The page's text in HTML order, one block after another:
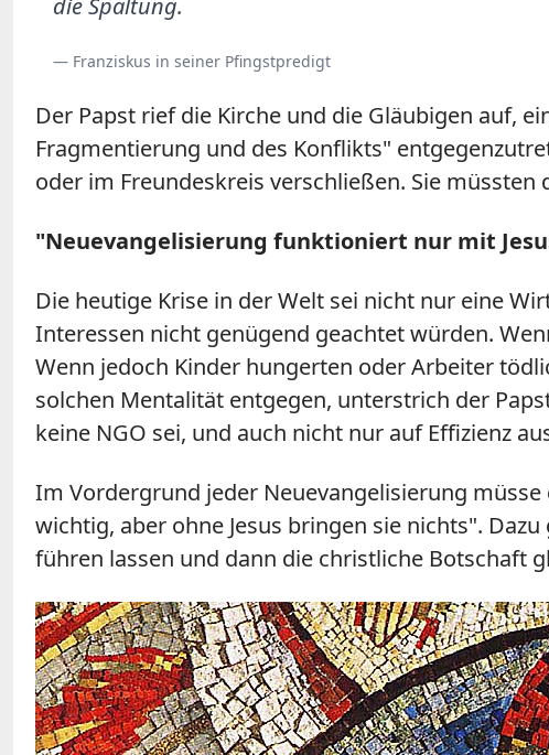
die Spaltung.
— Franziskus in seiner Pfingstpredigt
Der Papst rief die Kirche und die Gläubigen auf,
Fragmentierung und des Konflikts"
oder im Freundeskreis verschließen. Sie
"Neuevangelisierung funktioniert nur mit
Die heutige Krise in der Welt sei nicht nur eine
Interessen nicht genügend geachtet würden.
Wenn jedoch Kinder hungerten oder Arbeiter
solchen Mentalität entgegen, unterstrich der
keine NGO sei, und auch nicht nur auf Effizienz
Im Vordergrund jeder Neuevangelisierung
wichtig, aber ohne Jesus bringen sie nichts".
führen lassen und dann die christliche Botschaft